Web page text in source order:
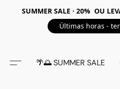
SUMMER SALE · 20% OU
Últimas horas -
🌴🌅 SUMMER SALE